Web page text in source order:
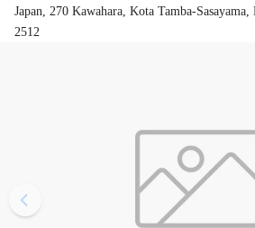
Japan, 270 Kawahara, Kota Tamba-
2512